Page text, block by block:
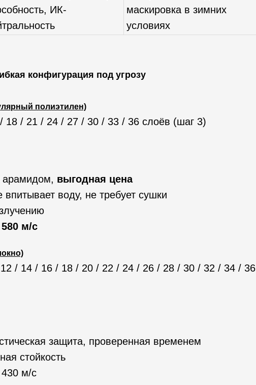
ИК-
маскировка в зимних
условиях
конфигурация под угрозу
полиэтилен)
18 / 21 / 24 / 27 / 30 / 33 / 36 слоёв (шаг 3)
арамидом, выгодная цена
впитывает воду, не требует сушки
580 м/с
/ 14 / 16 / 18 / 20 / 22 / 24 / 26 / 28 / 30 / 32 / 34 / 36
защита, проверенная временем
стойкость
м/с